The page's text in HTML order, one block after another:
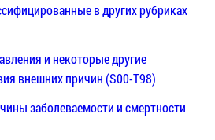
в других рубриках
и некоторые другие
внешних причин (S00-T98)
заболеваемости и смертности